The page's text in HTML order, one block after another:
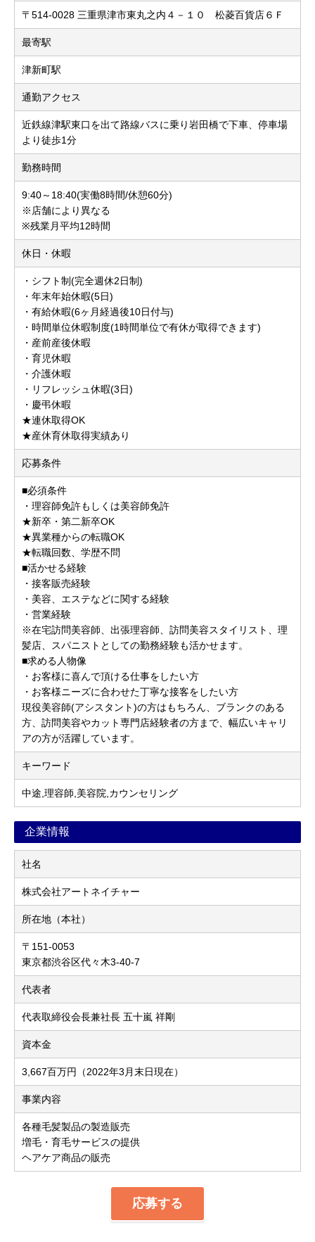
〒514-0028 三重県津市東丸之内４－１０ 松菱百貨店６Ｆ
最寄駅
津新町駅
通勤アクセス
近鉄線津駅東口を出て路線バスに乗り岩田橋で下車、停車場
より徒歩1分
勤務時間
9:40～18:40(実働8時間/休憩60分)
※店舗により異なる
※残業月平均12時間
休日・休暇
・シフト制(完全週休2日制)
・年末年始休暇(5日)
・有給休暇(6ヶ月経過後10日付与)
・時間単位休暇制度(1時間単位で有休が取得できます)
・産前産後休暇
・育児休暇
・介護休暇
・リフレッシュ休暇(3日)
・慶弔休暇
★連休取得OK
★産休育休取得実績あり
応募条件
■必須条件
・理容師免許もしくは美容師免許
★新卒・第二新卒OK
★異業種からの転職OK
★転職回数、学歴不問
■活かせる経験
・接客販売経験
・美容、エステなどに関する経験
・営業経験
※在宅訪問美容師、出張理容師、訪問美容スタイリスト、理
髪店、スパニストとしての勤務経験も活かせます。
■求める人物像
・お客様に喜んで頂ける仕事をしたい方
・お客様ニーズに合わせた丁寧な接客をしたい方
現役美容師(アシスタント)の方はもちろん、ブランクのある
方、訪問美容やカット専門店経験者の方まで、幅広いキャリ
アの方が活躍しています。
キーワード
中途,理容師,美容院,カウンセリング
企業情報
社名
株式会社アートネイチャー
所在地（本社）
〒151-0053
東京都渋谷区代々木3-40-7
代表者
代表取締役会長兼社長 五十嵐 祥剛
資本金
3,667百万円（2022年3月末日現在）
事業内容
各種毛髪製品の製造販売
増毛・育毛サービスの提供
ヘアケア商品の販売
応募する